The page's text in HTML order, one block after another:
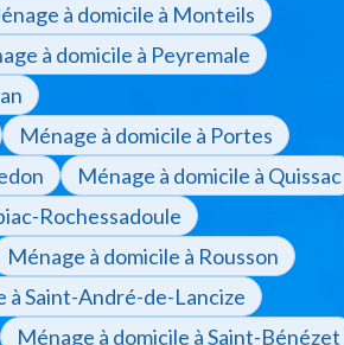
à domicile à Monteils
à domicile à Peyremale
Ménage à domicile à Portes
Ménage à domicile à Quissac
Rochessadoule
Ménage à domicile à Rousson
à Saint-André-de-Lancize
Ménage à domicile à Saint-Bénézet